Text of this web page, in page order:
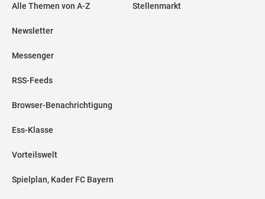
Alle Themen von A-Z
Newsletter
Messenger
RSS-Feeds
Browser-Benachrichtigung
Ess-Klasse
Vorteilswelt
Spielplan, Kader FC Bayern
Stellenmarkt